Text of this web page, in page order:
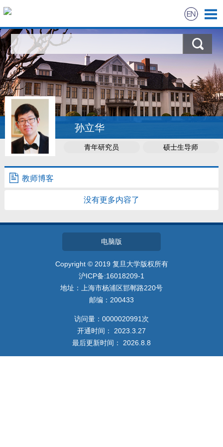
首页
科学研究
教学研究
获奖信息
招生信息
学生信息
社会服务
孙立华
青年研究员 硕士生导师
教师博客
没有更多内容了
电脑版
​Copyright © 2019 复旦大学版权所有
沪ICP备:16018209-1
地址：上海市杨浦区邯郸路220号
邮编：200433
访问量： 0000020991 次
开通时间： 2023 3 27
最后更新时间： 2026 8 8